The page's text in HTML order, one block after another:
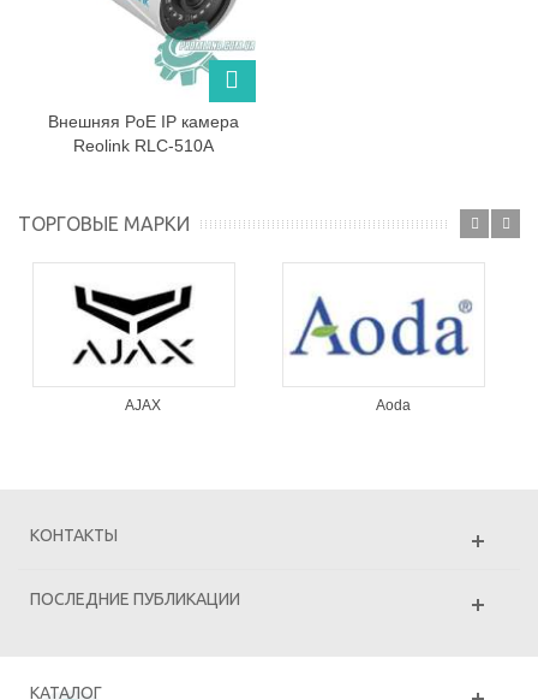
Внешняя PoE IP камера
Reolink RLC-510A
ТОРГОВЫЕ МАРКИ
AJAX Aoda
КОНТАКТЫ
ПОСЛЕДНИЕ ПУБЛИКАЦИИ
КАТАЛОГ